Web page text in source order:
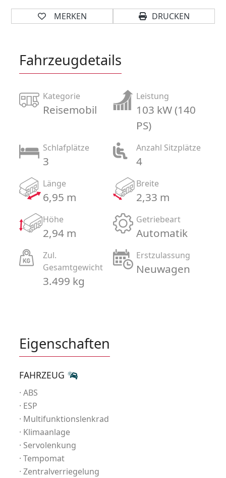
MERKEN DRUCKEN
Fahrzeugdetails
Kategorie
Reisemobil
Leistung
103 kW (140
PS)
Schlafplätze
3
Anzahl Sitzplätze
4
Länge
6,95 m
Breite
2,33 m
Höhe
2,94 m
Getriebeart
Automatik
Zul.
Gesamtgewicht
3.499 kg
Erstzulassung
Neuwagen
Eigenschaften
FAHRZEUG
ABS
ESP
Multifunktionslenkrad
Klimaanlage
Servolenkung
Tempomat
Zentralverriegelung